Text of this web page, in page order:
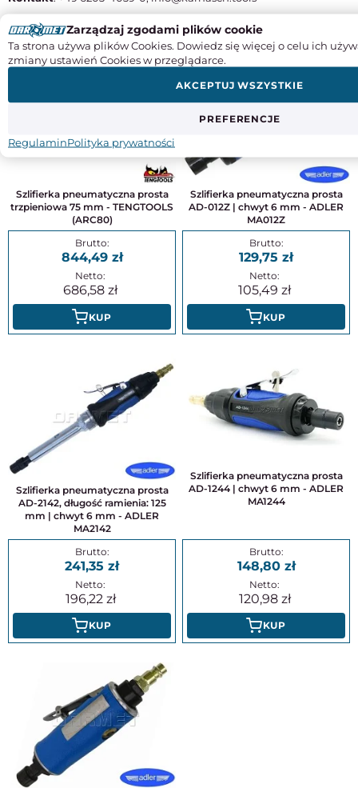
DO TEGO PRODUKTU POLECAMY
Szlifierka pneumatyczna prosta
trzpieniowa 75 mm - TENGTOOLS
(ARC80)
844,49
686,58
KUP
Szlifierka pneumatyczna prosta
AD-012Z | chwyt 6 mm - ADLER
MA012Z
129,75
105,49
KUP
Szlifierka pneumatyczna prosta
AD-2142, długość ramienia: 125
mm | chwyt 6 mm - ADLER
MA2142
241,35
196,22
KUP
Szlifierka pneumatyczna prosta
AD-1244 | chwyt 6 mm - ADLER
MA1244
148,80
120,98
KUP
Zarządzaj zgodami plików cookie
Ta strona używa plików Cookies. Dowiedz się więcej o celu ich
zmiany ustawień Cookies w przeglądarce.
PREFERENCJE
AKCEPTUJ WSZYSTKIE
RegulaminPolityka prywatności